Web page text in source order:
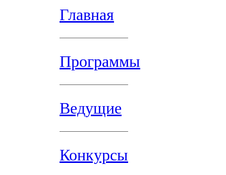
Главная
Программы
Ведущие
Конкурсы